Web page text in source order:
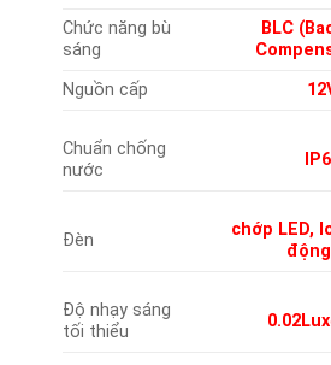
Chức năng bù
sáng
BLC
Nguồn cấp
Chuẩn chống
nước
Đèn
chớp LED,
Độ nhạy sáng
tối thiểu